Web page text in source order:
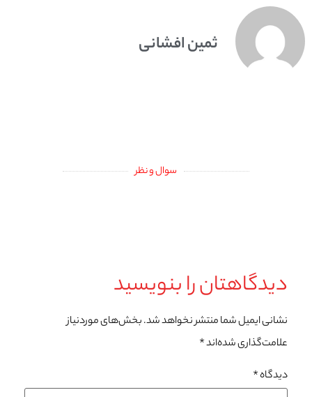
ثمین افشانی
سوال و نظر
دیدگاهتان را بنویسید
نشانی ایمیل شما منتشر نخواهد شد.بخش‌های موردنیاز
علامت‌گذاری شده‌اند*
دیدگاه*